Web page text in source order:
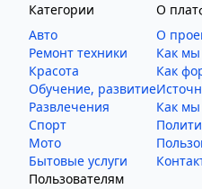
Категории
Авто
Ремонт техники
Красота
Обучение, развитие
Развлечения
Спорт
Мото
Бытовые услуги
О
О
Как
Как
Как мы
Пользователям